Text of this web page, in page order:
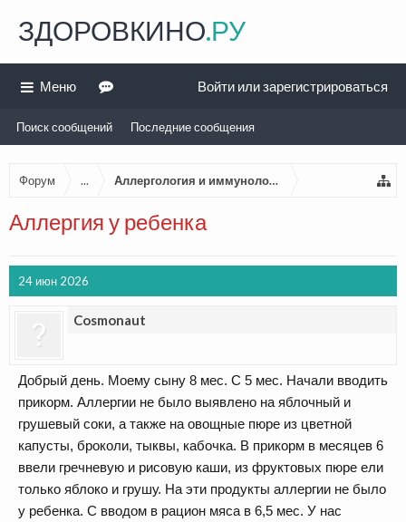
Форум ... Аллергология и иммунология
Аллергия у ребенка
24 июн 2026
Cosmonaut
Добрый день. Моему сыну 8 мес. С 5 мес. Начали вводить
прикорм. Аллергии не было выявлено на яблочный и
грушевый соки, а также на овощные пюре из цветной
капусты, броколи, тыквы, кабочка. В прикорм в месяцев 6
ввели гречневую и рисовую каши, из фруктовых пюре ели
только яблоко и грушу. На эти продукты аллергии не было
у ребенка. С вводом в рацион мяса в 6,5 мес. У нас
ЗДОРОВКИНО.РУ
Меню
Поиск сообщений Последние сообщения
Войти или зарегистрироваться